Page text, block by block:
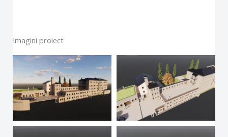
Imagini proiect